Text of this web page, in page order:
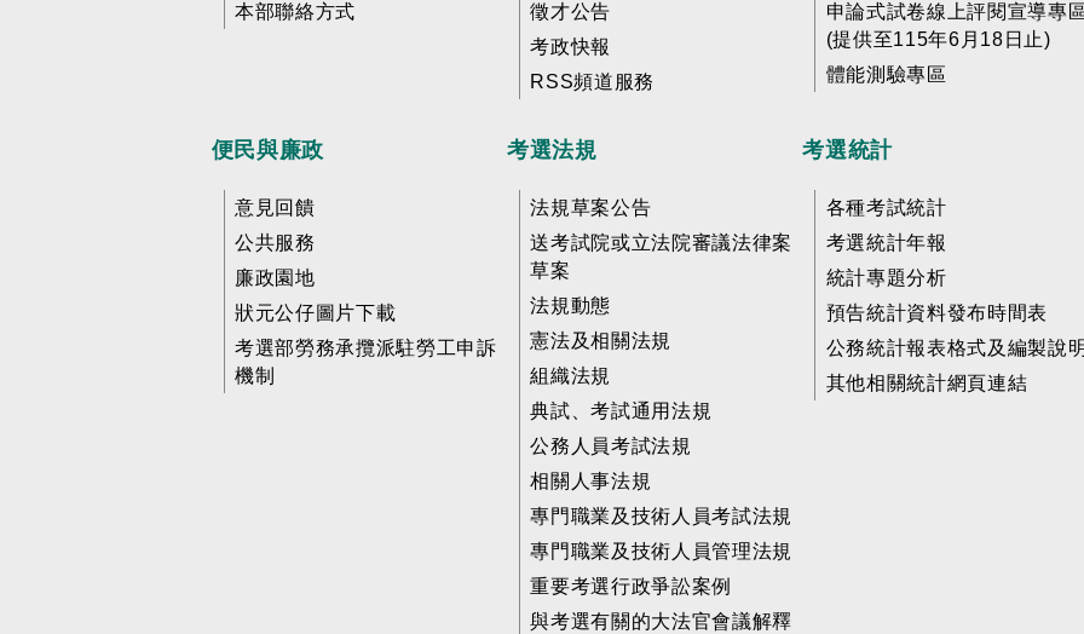
本部聯絡方式
徵才公告
考政快報
RSS頻道服務
申論式試卷線上評閱宣導專
(提供至115年6月18日止)
體能測驗專區
便民與廉政
意見回饋
公共服務
廉政園地
狀元公仔圖片下載
考選部勞務承攬派駐勞工申訴
機制
考選法規
法規草案公告
送考試院或立法院審議法律案
草案
法規動態
憲法及相關法規
組織法規
典試、考試通用法規
公務人員考試法規
相關人事法規
專門職業及技術人員考試法規
專門職業及技術人員管理法規
重要考選行政爭訟案例
與考選有關的大法官會議解釋
考選統計
各種考試統計
考選統計年報
統計專題分析
預告統計資料發布時間表
公務統計報表格式及編製說
其他相關統計網頁連結